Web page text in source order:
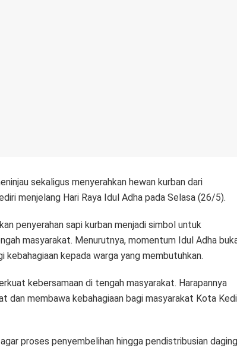
sekaligus menyerahkan hewan kurban dari
menjelang Hari Raya Idul Adha pada Selasa (26/5).
penyerahan sapi kurban menjadi simbol untuk
masyarakat. Menurutnya, momentum Idul Adha
kepada warga yang membutuhkan.
kebersamaan di tengah masyarakat. Harapannya
dan membawa kebahagiaan bagi masyarakat Kota
proses penyembelihan hingga pendistribusian daging